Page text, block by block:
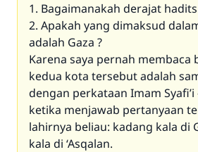
1. Bagaimanakah derajat
2. Apakah yang dimaksud
adalah Gaza ?
Karena saya pernah membaca
kedua kota tersebut adalah
dengan perkataan Imam
ketika menjawab pertanyaan
lahirnya beliau: kadang kala di
kala di ‘Asqalan.